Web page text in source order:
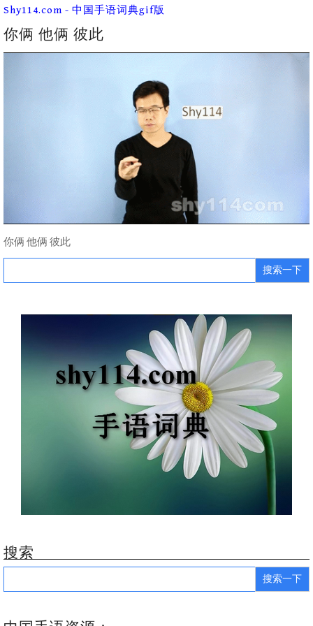
Skip
content
Shy114.com - 中国手语词典gif版
你俩 他俩 彼此
你俩 他俩 彼此
Search
搜索
Search